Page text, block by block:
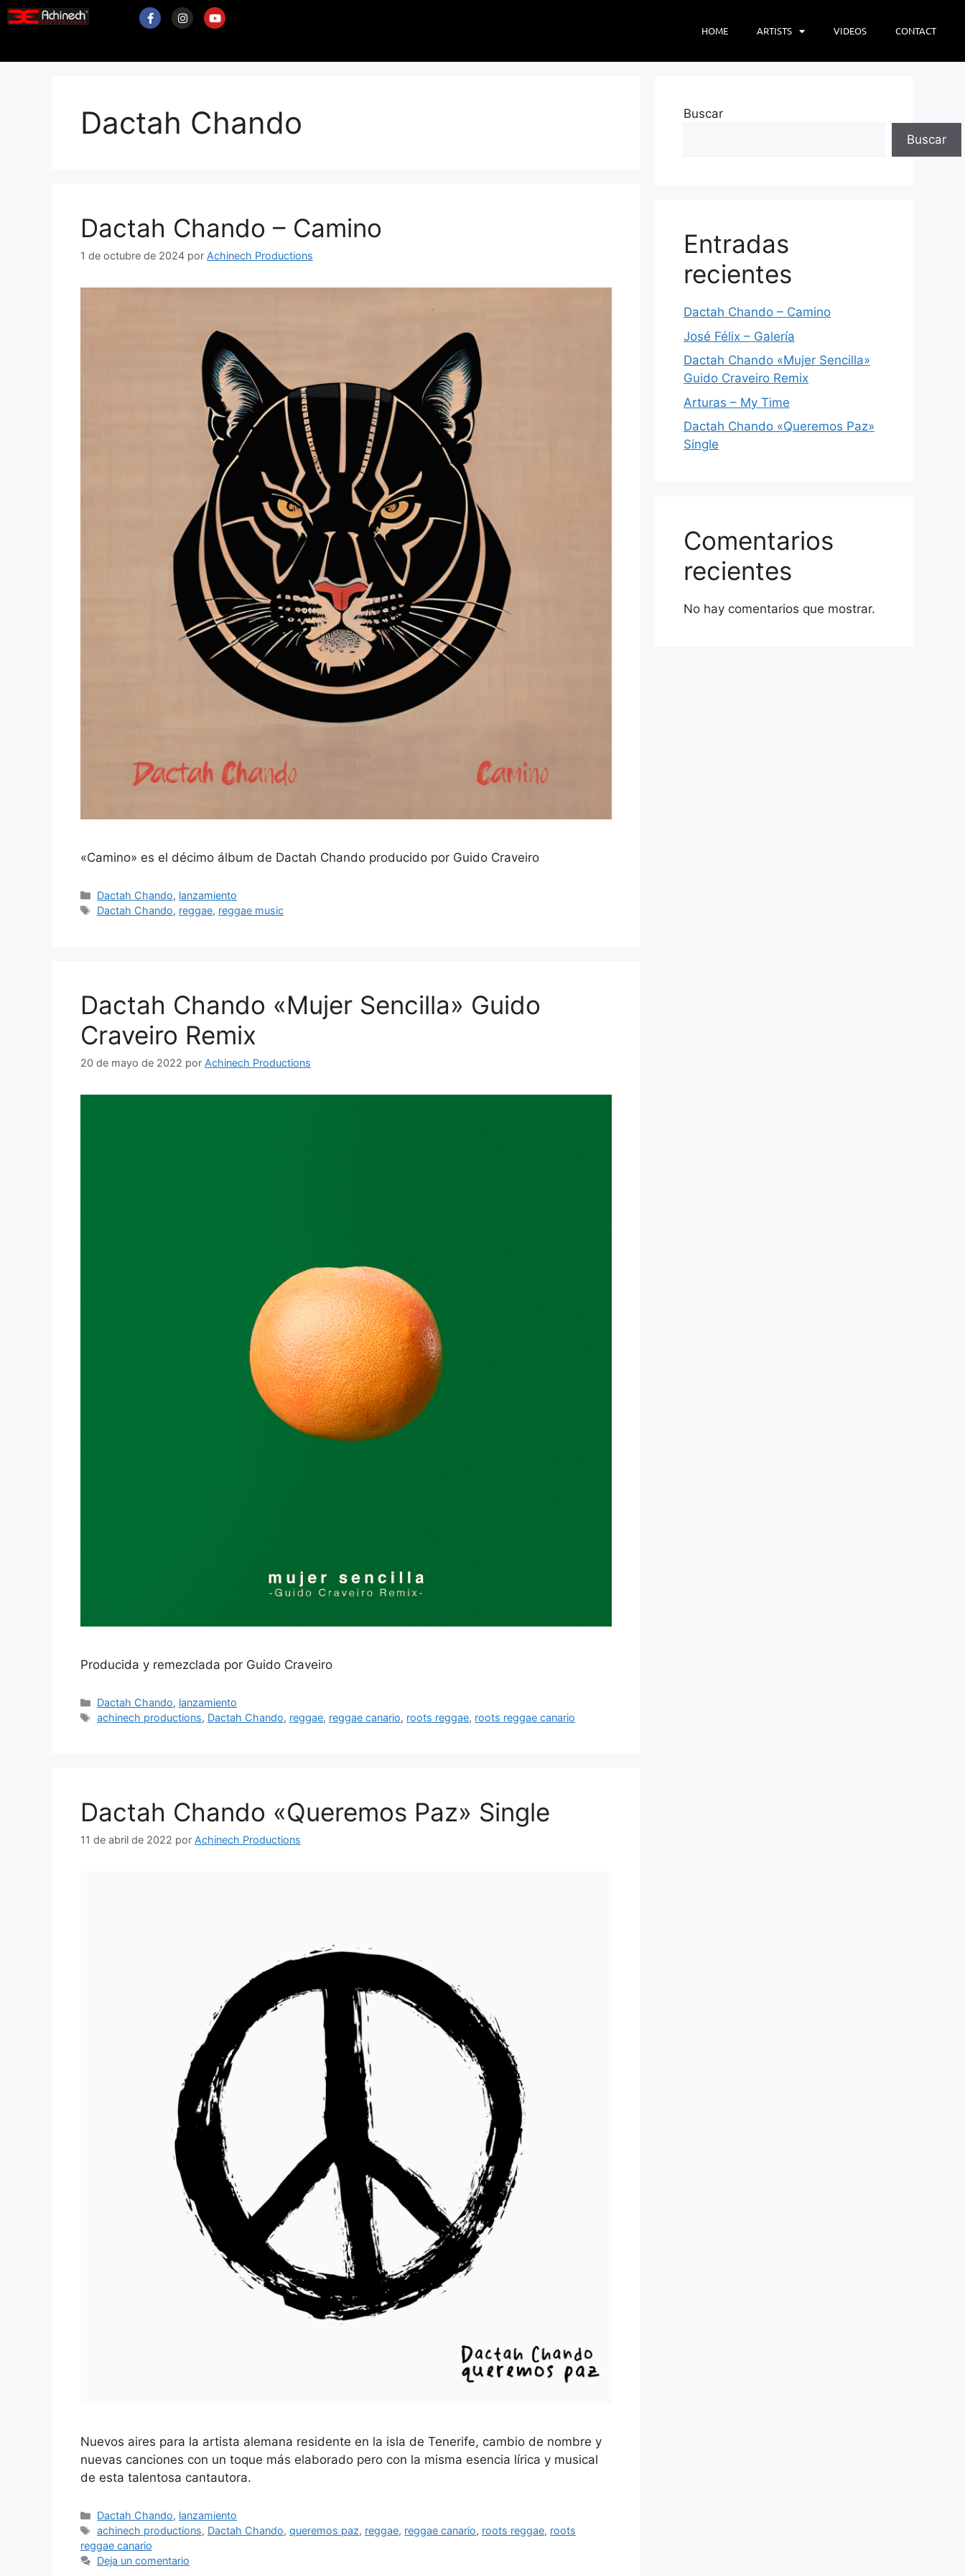
HOME ARTISTS VIDEOS CONTACT
Dactah Chando
Dactah Chando – Camino
1 de octubre de 2024 por Achinech Productions
«Camino» es el décimo álbum de Dactah Chando producido por Guido Craveiro
Dactah Chando, lanzamiento
Dactah Chando, reggae, reggae music
Dactah Chando «Mujer Sencilla» Guido
Craveiro Remix
20 de mayo de 2022 por Achinech Productions
Producida y remezclada por Guido Craveiro
Dactah Chando, lanzamiento
achinech productions, Dactah Chando, reggae, reggae canario, roots reggae, roots reggae canario
Dactah Chando «Queremos Paz» Single
11 de abril de 2022 por Achinech Productions
Nuevos aires para la artista alemana residente en la isla de Tenerife, cambio de nombre y
nuevas canciones con un toque más elaborado pero con la misma esencia lírica y musical
de esta talentosa cantautora.
Dactah Chando, lanzamiento
achinech productions, Dactah Chando,queremos paz, reggae, reggae canario, roots reggae, roots
reggae canario
Deja un comentario
Buscar
Buscar
Entradas
recientes
Dactah Chando – Camino
José Félix – Galería
Dactah Chando «Mujer Sencilla»
Guido Craveiro Remix
Arturas – My Time
Dactah Chando «Queremos Paz»
Single
Comentarios
recientes
No hay comentarios que mostrar.